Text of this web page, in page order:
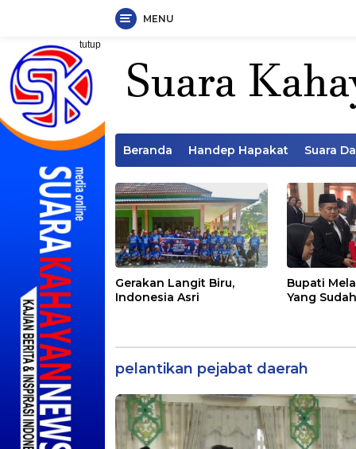
Langsung
konten
MENU
tutup
Beranda Handep Hapakat Suara
Gerakan Langit Biru,
Indonesia Asri
Bupati
Yang
pelantikan pejabat daerah